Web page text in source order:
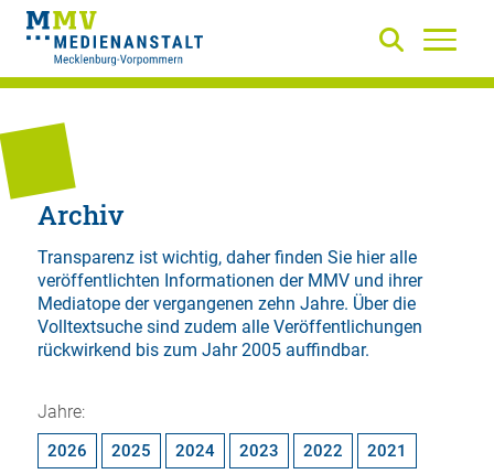
Archiv
Transparenz ist wichtig, daher finden Sie hier alle
veröffentlichten Informationen der MMV und ihrer
Mediatope der vergangenen zehn Jahre. Über die
Volltextsuchesind zudem alle Veröffentlichungen
rückwirkend bis zum Jahr 2005 auffindbar.
Jahre:
2026 2025 2024 2023 2022 2021